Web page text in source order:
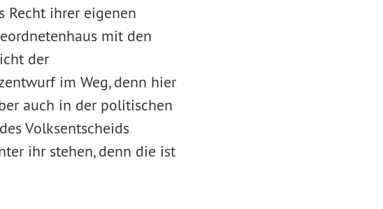
Recht ihrer eigenen
mit den
der
im Weg, denn hier
auch in der politischen
Volksentscheids
ihr stehen, denn die ist